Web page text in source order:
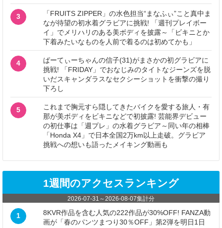
3
「FRUITS ZIPPER」の水色担当“まなふぃ”こと真中ま
なが待望の初水着グラビアに挑戦! 「週刊プレイボー
イ」でメリハリのある美ボディを披露～「ビキニとか
下着みたいなものを人前で着るのは初めてかも」
4
ぱーてぃーちゃんの信子(31)がまさかの初グラビアに
挑戦! 「FRIDAY」でおなじみのタイトなジーンズを脱
いだスキャンダラスなセクシーショットを衝撃の撮り
下ろし
5
これまで胸元すら隠してきたバイクを愛する旅人・有
那が美ボディをビキニなどで初披露! 芸能界デビュー
の初仕事は「週プレ」の水着グラビア～同い年の相棒
「Honda X4」で日本全国2万km以上走破。グラビア
挑戦への想いも語ったメイキング動画も
1週間のアクセスランキング
2026-07-31 ～2026-08-07集計分
1
8KVR作品を含む人気の222作品が30%OFF! FANZA動
画が「春のパンツまつり30％OFF」第2弾を明日1日